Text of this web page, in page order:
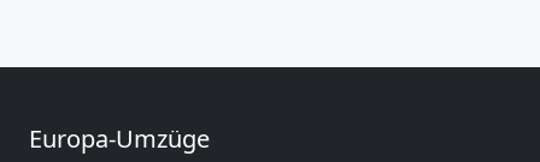
Europa-Umzüge